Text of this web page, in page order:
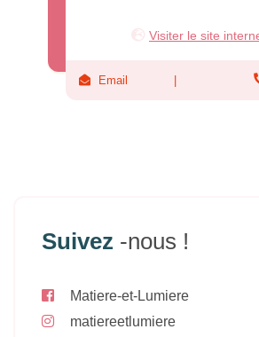
Visiter le site
Email
Suivez -nous !
Matiere-et-Lumiere
matiereetlumiere